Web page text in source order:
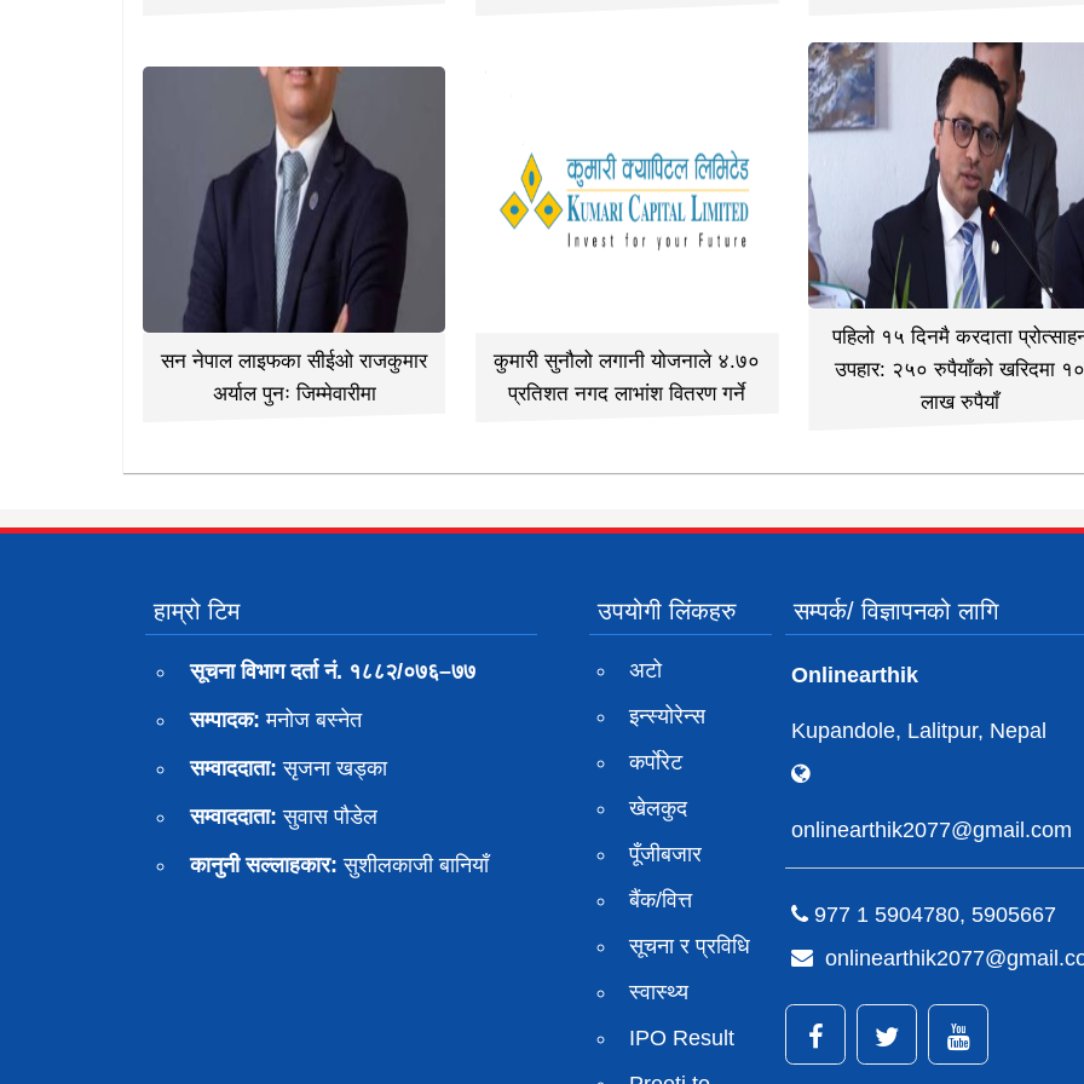
सन नेपाल लाइफका सीईओ राजकुमार
अर्याल पुनः जिम्मेवारीमा
कुमारी सुनौलो लगानी योजनाले ४.७०
प्रतिशत नगद लाभांश वितरण गर्ने
पहिलो १५ दिनमै करदाता
उपहार: २५० रुपैयाँको खरिदमा
लाख रुपैयाँ
हाम्रो टिम
सूचना विभाग दर्ता नं. १८८२/०७६–७७
सम्पादक: मनोज बस्नेत
सम्वाददाता: सृजना खड्का
सम्वाददाता: सुवास पाैडेल
कानुनी सल्लाहकार: सुशीलकाजी बानियाँ
उपयोगी लिंकहरु
अटो
इन्स्योरेन्स
कर्पाेरेट
खेलकुद
पूँजीबजार
बैंक/वित्त
सूचना र प्रविधि
स्वास्थ्य
IPO Result
सम्पर्क/ विज्ञापनको लागि
Onlinearthik
Kupandole, Lalitpur, Nepal
onlinearthik2077@gmail.com
977 1 5904780, 5905667